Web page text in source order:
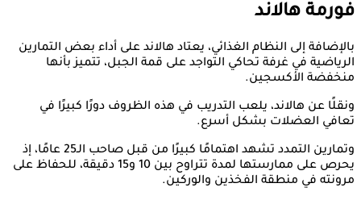
فورمة هالاند
بالإضافة إلى النظام الغذائي، يعتاد هالاند على أداء بعض التمارين
الرياضية في غرفة تحاكي التواجد على قمة الجبل، تتميز بأنها
منخفضة الأكسجين.
ونقلًا عن هالاند، يلعب التدريب في هذه الظروف دورًا كبيرًا في
تعافي العضلات بشكل أسرع.
وتمارين التمدد تشهد اهتمامًا كبيرًا من قبل صاحب الـ25 عامًا، إذ
يحرص على ممارستها لمدة تتراوح بين 10 و15 دقيقة، للحفاظ على
مرونته في منطقة الفخذين والوركين.